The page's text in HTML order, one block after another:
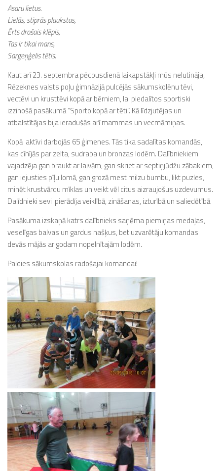
Asaru lietus.
Lielās, stiprās plaukstas,
Ērts drošais klēpis,
Tas ir tikai mans,
Sargeņģelis tētis.
Kaut arī 23. septembra pēcpusdienā laikapstākļi mūs nelutināja,
Rēzeknes valsts poļu ģimnāzijā pulcējās sākumskolēnu tēvi,
vectēvi un krusttēvi kopā ar bērniem, lai piedalītos sportiski
izzinošā pasākumā “Sporto kopā ar tēti”. Kā līdzjutējas un
atbalstītājas bija ieradušās arī mammas un vecmāmiņas.
Kopā aktīvi darbojās 65 ģimenes. Tās tika sadalītas komandās,
kas cīnījās par zelta, sudraba un bronzas lodēm. Dalībniekiem
vajadzēja gan braukt ar laivām, gan skriet ar septiņjūdžu zābakiem,
gan iejusties pīļu lomā, gan grozā mest milzu bumbu, likt puzles,
minēt krustvārdu mīklas un veikt vēl citus aizraujošus uzdevumus.
Dalīdnieki sevi pierādīja veiklībā, zināšanas, izturībā un saliedētībā.
Pasākuma izskaņā katrs dalībnieks saņēma piemiņas medaļas,
veselīgas balvas un gardus našķus, bet uzvarētāju komandas
devās mājās ar godam nopelnītajām lodēm.
Paldies sākumskolas radošajai komandai!